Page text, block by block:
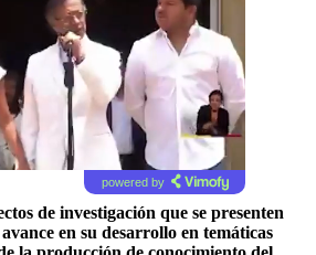
powered by
de investigación que se presenten
en su desarrollo en temáticas